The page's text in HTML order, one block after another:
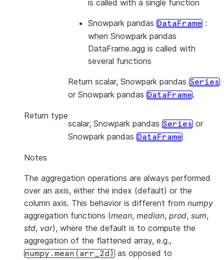
is called with a single function
Snowpark pandas DataFrame :
when Snowpark pandas
DataFrame.agg is called with
several functions
Return scalar, Snowpark pandas Series
or Snowpark pandas DataFrame.
Return type
scalar, Snowpark pandas Series or
Snowpark pandas DataFrame
Notes
The aggregation operations are always performed
over an axis, either the index (default) or the
column axis. This behavior is different from numpy
aggregation functions (mean, median, prod, sum,
std, var), where the default is to compute the
aggregation of the flattened array, e.g.,
numpy.mean(arr_2d) as opposed to